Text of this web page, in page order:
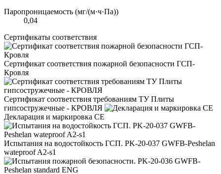
Паропроницаемость (мг/(м·ч·Па))
0,04
Сертификаты соответствия
Сертификат соответствия пожарной безопасности ГСП-
Кровля
Сертификат соответствия требованиям ТУ Плиты
гипсостружечные - КРОВЛЯ
Декларация и маркировка CE
Испытания на водостойкость ГСП. PK-20-037 GWFB-Peshelan
wateproof A2-s1